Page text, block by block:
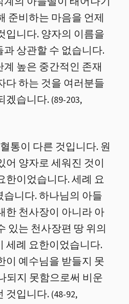
준비하는 마음을 언제
입니다. 양자의 이름을
상관할 수 없습니다.
높은 중간적인 존재
다 하는 것을 여러분들
겠습니다. (89-203,
통이 다른 것입니다. 원
어 양자로 세워진 것이
한이었습니다. 세례 요
니다. 하나님의 아들
한 천사장이 아니라 아
있는 천사장편 땅 위의
세례 요한이었습니다.
이 예수님을 받들지 못
되지 못함으로써 비운
것입니다. (48-92,